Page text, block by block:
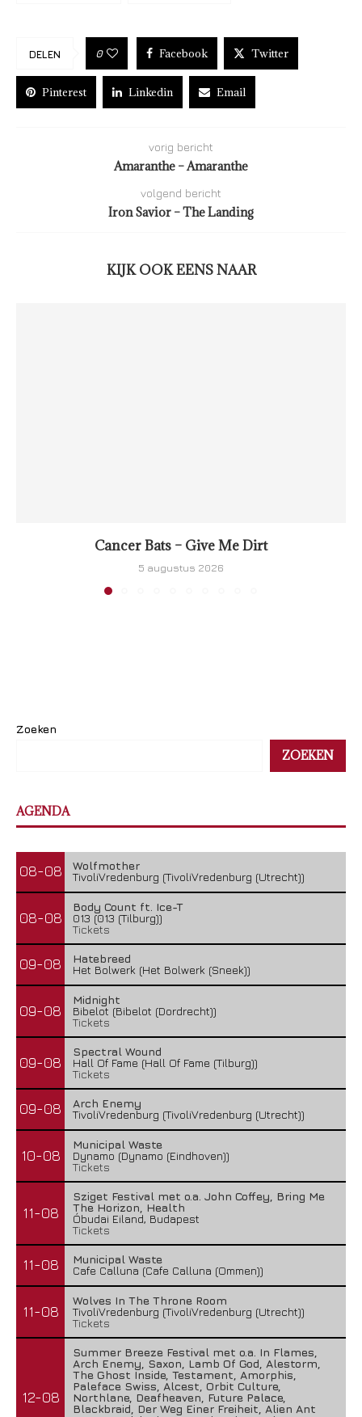
DELEN 0 Facebook Twitter
Pinterest Linkedin Email
vorig bericht
Amaranthe – Amaranthe
volgend bericht
Iron Savior – The Landing
KIJK OOK EENS NAAR
Cancer Bats – Give Me Dirt
5 augustus 2026
Zoeken
ZOEKEN
AGENDA
08-08
Wolfmother
TivoliVredenburg (TivoliVredenburg (Utrecht))
08-08
Body Count ft. Ice-T
013 (013 (Tilburg))
Tickets
09-08
Hatebreed
Het Bolwerk (Het Bolwerk (Sneek))
09-08
Midnight
Bibelot (Bibelot (Dordrecht))
Tickets
09-08
Spectral Wound
Hall Of Fame (Hall Of Fame (Tilburg))
Tickets
09-08
Arch Enemy
TivoliVredenburg (TivoliVredenburg (Utrecht))
10-08
Municipal Waste
Dynamo (Dynamo (Eindhoven))
Tickets
11-08
Sziget Festival met o.a. John Coffey, Bring Me
The Horizon, Health
Óbudai Eiland, Budapest
Tickets
11-08
Municipal Waste
Cafe Calluna (Cafe Calluna (Ommen))
11-08
Wolves In The Throne Room
TivoliVredenburg (TivoliVredenburg (Utrecht))
Tickets
12-08
Summer Breeze Festival met o.a. In Flames,
Arch Enemy, Saxon, Lamb Of God, Alestorm,
The Ghost Inside, Testament, Amorphis,
Paleface Swiss, Alcest, Orbit Culture,
Northlane, Deafheaven, Future Palace,
Blackbraid, Der Weg Einer Freiheit, Alien Ant